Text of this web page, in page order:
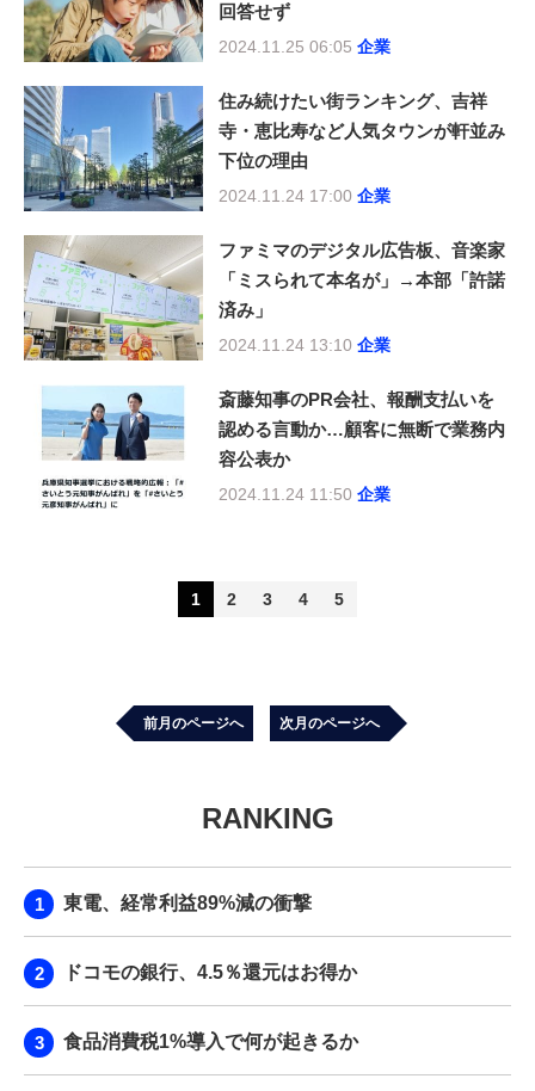
回答せず
2024.11.25 06:05 企業
住み続けたい街ランキング、吉祥
寺・恵比寿など人気タウンが軒並み
下位の理由
2024.11.24 17:00 企業
ファミマのデジタル広告板、音楽家
「ミスられて本名が」→本部「許諾
済み」
2024.11.24 13:10 企業
斎藤知事のPR会社、報酬支払いを
認める言動か…顧客に無断で業務内
容公表か
2024.11.24 11:50 企業
1 2 3 4 5
前月のページへ 次月のページへ
RANKING
東電、経常利益89%減の衝撃
ドコモの銀行、4.5％還元はお得か
食品消費税1%導入で何が起きるか